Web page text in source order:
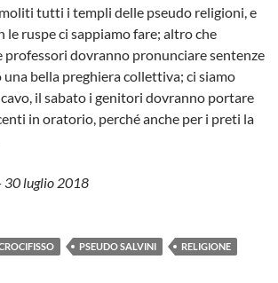
tutti i templi delle pseudo religioni, e
le ruspe ci sappiamo fare; altro che
professori dovranno pronunciare sentenze
bella preghiera collettiva; ci siamo
il sabato i genitori dovranno portare
in oratorio, perché anche per i preti la
30 luglio 2018
PSEUDO SALVINI
RELIGIONE